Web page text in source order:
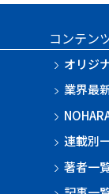
コンテン
オリジ
業界最
連載別
著者一